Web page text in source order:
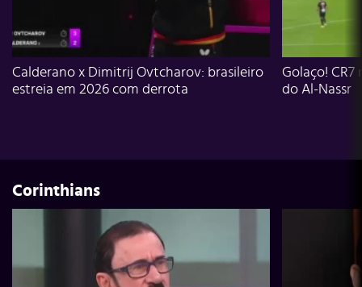
Calderano x Dimitrij Ovtcharov: brasileiro
estreia em 2026 com derrota
Golaço!
do Al-Nassr
Corinthians